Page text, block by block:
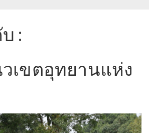
:
เขตอุทยานแห่ง